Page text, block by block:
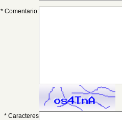
* Comentario:
* Caracteres